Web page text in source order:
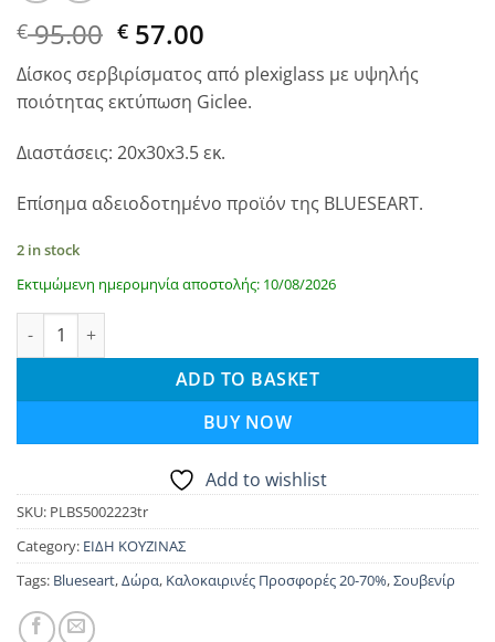
Original
price
was:
€ 95.00.
€95.00 Current
price
is:
€ 95.00.
€ 57.00
Δίσκος σερβιρίσματος από plexiglass με υψηλής
ποιότητας εκτύπωση Giclee.
Διαστάσεις: 20x30x3.5 εκ.
Επίσημα αδειοδοτημένο προϊόν της BLUESEART.
2 in stock
Εκτιμώμενη ημερομηνία αποστολής: 10/08/2026
Σταυρός. Δίσκος σερβιρίσματος από plexiglass quantity
ADD TO BASKET
BUY NOW
Add to wishlist
SKU: PLBS5002223tr
Category: ΕΙΔΗ ΚΟΥΖΙΝΑΣ
Tags: Blueseart,Δώρα, Καλοκαιρινές Προσφορές 20-70%,Σουβενίρ